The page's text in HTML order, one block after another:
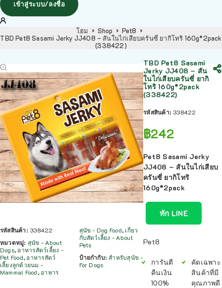
เข้าสู่ระบบ/ลงชื่อ
โฮม Shop
Pet8
TBD Pet8 Sasami Jerky JJ408 – สันในไก่เสียบครันซี่ ยากิโทริ 160g*2pack
(338422)
รหัสสินค้า: 338422
หมวดหมู่: สุนัข - About
Dogs, อาหารสัตว์เลี้ยง -
Pet Food, อาหารสัตว์
เลี้ยงลูกด้วยนม -
Mammal Food, อาหาร
สุนัข - Dog Food, เกี่ยว
กับสัตว์เลี้ยง - About
Pets
ป้ายกำกับ:สำหรับสุนัข -
For Dogs
TBD Pet8 Sasami
Jerky JJ408 – สัน
ในไก่เสียบครันซี่ ยากิ
โทริ 160g*2pack
(338422)
รหัสสินค้า: 338422
฿242
Pet8 Sasami Jerky
JJ408 – สันในไก่เสียบ
ครันซี่ ยากิโทริ
160g*2pack
ทัก LINE
Pet8
การันตี
คืนเงิน
100%
คัดเฉพาะ
สินค้าที่มี
คุณภาพดี